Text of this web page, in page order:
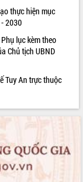
thực hiện mục
2030
lục kèm theo
Chủ tịch UBND
Tuy An trực thuộc